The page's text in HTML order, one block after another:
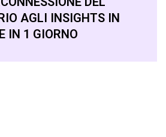
AGLI INSIGHTS IN
IN 1 GIORNO